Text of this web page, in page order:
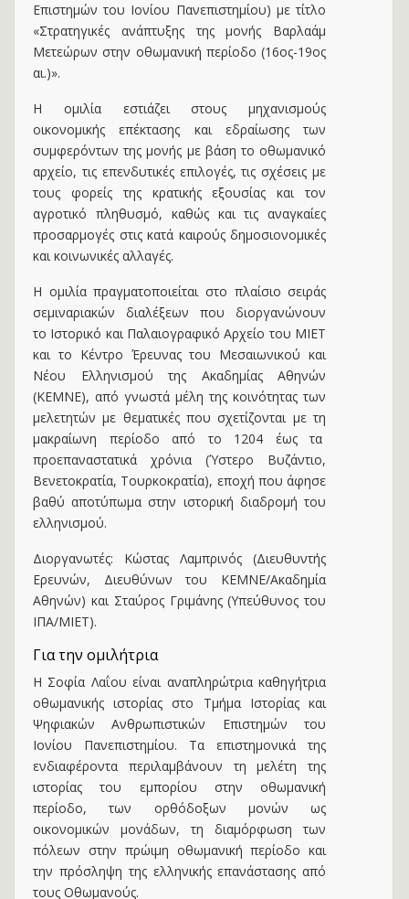
Επιστημών του Ιονίου Πανεπιστημίου) με τίτλο
«Στρατηγικές ανάπτυξης της μονής Βαρλαάμ
Μετεώρων στην οθωμανική περίοδο (16ος-19ος
αι.)».
Η ομιλία εστιάζει στους μηχανισμούς
οικονομικής επέκτασης και εδραίωσης των
συμφερόντων της μονής με βάση το οθωμανικό
αρχείο, τις επενδυτικές επιλογές, τις σχέσεις με
τους φορείς της κρατικής εξουσίας και τον
αγροτικό πληθυσμό, καθώς και τις αναγκαίες
προσαρμογές στις κατά καιρούς δημοσιονομικές
και κοινωνικές αλλαγές.
Η ομιλία πραγματοποιείται στο πλαίσιο σειράς
σεμιναριακών διαλέξεων που διοργανώνουν
το Ιστορικό και Παλαιογραφικό Αρχείο του ΜΙΕΤ
και το Κέντρο Έρευνας του Μεσαιωνικού και
Νέου Ελληνισμού της Ακαδημίας Αθηνών
(ΚΕΜΝΕ), από γνωστά μέλη της κοινότητας των
μελετητών με θεματικές που σχετίζονται με τη
μακραίωνη περίοδο από το 1204 έως τα
προεπαναστατικά χρόνια (Ύστερο Βυζάντιο,
Βενετοκρατία, Τουρκοκρατία), εποχή που άφησε
βαθύ αποτύπωμα στην ιστορική διαδρομή του
ελληνισμού.
Διοργανωτές: Κώστας Λαμπρινός (Διευθυντής
Ερευνών, Διευθύνων του ΚΕΜΝΕ/Ακαδημία
Αθηνών) και Σταύρος Γριμάνης (Yπεύθυνος του
ΙΠΑ/ΜΙΕΤ).
Για την ομιλήτρια
Η Σοφία Λαΐου είναι αναπληρώτρια καθηγήτρια
οθωμανικής ιστορίας στο Τμήμα Ιστορίας και
Ψηφιακών Ανθρωπιστικών Επιστημών του
Ιονίου Πανεπιστημίου. Τα επιστημονικά της
ενδιαφέροντα περιλαμβάνουν τη μελέτη της
ιστορίας του εμπορίου στην οθωμανική
περίοδο, των ορθόδοξων μονών ως
οικονομικών μονάδων, τη διαμόρφωση των
πόλεων στην πρώιμη οθωμανική περίοδο και
την πρόσληψη της ελληνικής επανάστασης από
τους Οθωμανούς.